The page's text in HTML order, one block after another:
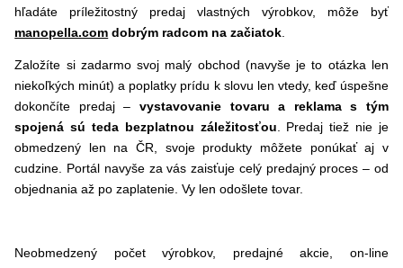
hľadáte príležitostný predaj vlastných výrobkov, môže byť
manopella.com dobrým radcom na začiatok
Založíte si zadarmo svoj malý obchod (navyše je to otázka len
niekoľkých minút) a poplatky prídu k slovu len vtedy, keď úspešne
dokončíte predaj – vystavovanie tovaru a reklama s tým
spojená sú teda bezplatnou záležitosťou . Predaj tiež nie je
obmedzený len na ČR, svoje produkty môžete ponúkať aj v
cudzine. Portál navyše za vás zaisťuje celý predajný proces – od
objednania až po zaplatenie. Vy len odošlete tovar.
Neobmedzený počet výrobkov, predajné akcie, on-line